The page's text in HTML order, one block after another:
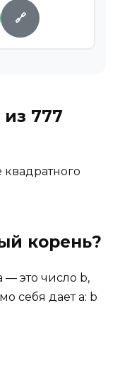
🔗
777
корень?
— это число b,
себя дает a: b